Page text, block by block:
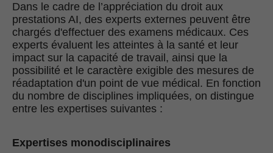
Dans le cadre de l’appréciation du droit aux
prestations AI, des experts externes peuvent être
chargés d'effectuer des examens médicaux. Ces
experts évaluent les atteintes à la santé et leur
impact sur la capacité de travail, ainsi que la
possibilité et le caractère exigible des mesures de
réadaptation d'un point de vue médical. En fonction
du nombre de disciplines impliquées, on distingue
entre les expertises suivantes :
Expertises monodisciplinaires